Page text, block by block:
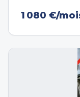
1 080 €/